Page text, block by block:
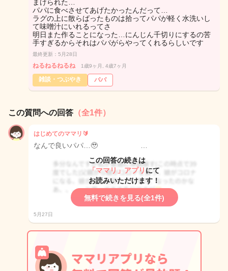
まけられた…
パパに食べさせてあげたかったんだって…
ラグの上に散らばったものは拾ってパパが軽く水洗いし
て味噌汁にいれるってさ
明日また作ることになった…にんじん千切りにするの苦
手すぎるからそれはパパがらやってくれるらしいです
最終更新：5月28日
ねるねるねるね 1歳9ヶ月, 4歳7ヶ月
雑談・つぶやき パパ
この質問への回答 （全1件）
はじめてのママリ🔰
なんで良いパパ…🥹 …
この回答の続きは
「ママリ」アプリ にて
お読みいただけます！
無料で続きを見る(全1件)
5月27日